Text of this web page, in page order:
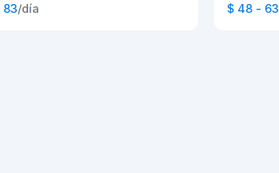
83/día $ 48 - 63